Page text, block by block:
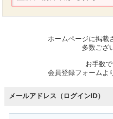
ホームページに掲載
多数ござ
お手数で
会員登録フォームよ
メールアドレス（ログインID）